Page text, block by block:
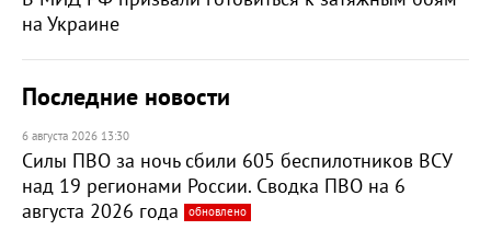
на Украине
Последние новости
6 августа 2026 13:30
Силы ПВО за ночь сбили 605 беспилотников ВСУ
над 19 регионами России. Сводка ПВО на 6
августа 2026 года
обновлено